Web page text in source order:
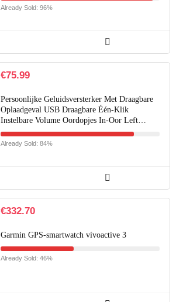
Already Sold: 96%
€75.99
Persoonlijke Geluidsversterker Met Draagbare
Oplaadgeval USB Draagbare Één-Klik
Instelbare Volume Oordopjes In-Oor Left…
Already Sold: 84%
€332.70
Garmin GPS-smartwatch vívoactive 3
Already Sold: 46%